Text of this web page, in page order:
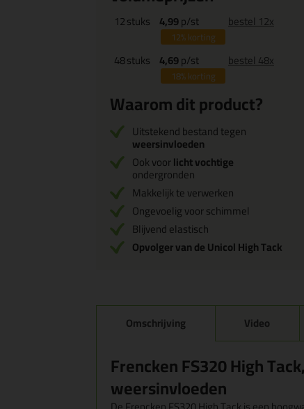
12stuks 4,99p/st
12%korting
bestel 12x
48stuks 4,69p/st
18%korting
bestel 48x
Waarom dit product?
Uitstekend bestand tegen
weersinvloeden
Ook voorlicht vochtige
ondergronden
Makkelijk te verwerken
Ongevoelig voor schimmel
Blijvend elastisch
Opvolger van de Unicol High Tack
Omschrijving Video
Frencken FS320 High
weersinvloeden